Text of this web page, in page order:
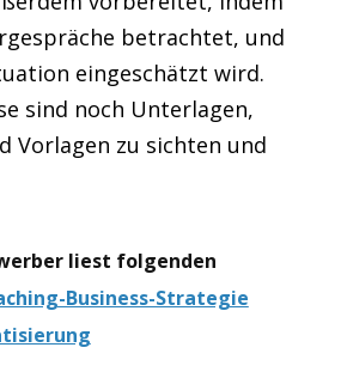
betrachtet, und
eingeschätzt wird.
sind noch Unterlagen,
Vorlagen zu sichten und
liest folgenden
Business-Strategie